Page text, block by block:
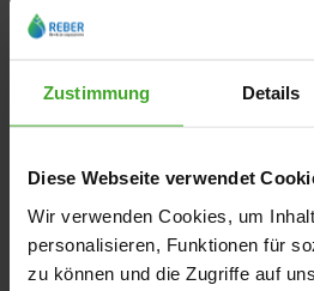
Zustimmung Details
Diese Webseite verwendet
Wir verwenden Cookies, um
personalisieren, Funktionen für
zu können und die Zugriffe auf
Hochwasserschutzbarriere
40,26 €
7039991
1,00